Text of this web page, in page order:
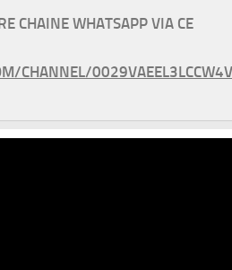
CHAINE WHATSAPP VIA CE
CHANNEL/